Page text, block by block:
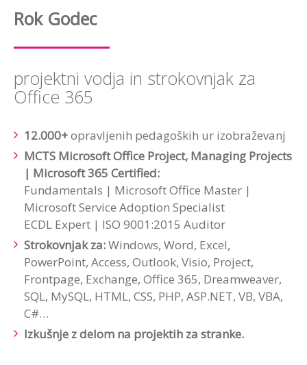
Rok Godec
projektni vodja in strokovnjak za
Office 365
12.000+opravljenih pedagoških ur izobraževanj​
MCTS Microsoft Office Project, Managing Projects
| Microsoft 365 Certified:
Fundamentals | Microsoft Office Master |
Microsoft Service Adoption Specialist ​
ECDL Expert | ISO 9001:2015 Auditor ​
Strokovnjak za:Windows, Word, Excel,
PowerPoint, Access, Outlook, Visio, Project,
Frontpage, Exchange, Office 365, Dreamweaver,
SQL, MySQL, HTML, CSS, PHP, ASP.NET, VB, VBA,
C#…​
Izkušnje z delom na projektih za stranke.